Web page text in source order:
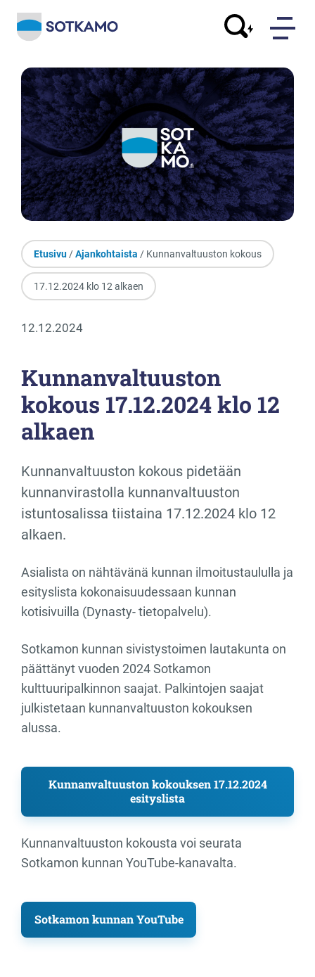
Etusivu/Ajankohtaista / Kunnanvaltuuston kokous
17.12.2024 klo 12 alkaen
12.12.2024
Kunnanvaltuuston
kokous 17.12.2024 klo 12
alkaen
Kunnanvaltuuston kokous pidetään
kunnanvirastolla kunnanvaltuuston
istuntosalissa tiistaina 17.12.2024 klo 12
alkaen.
Asialista on nähtävänä kunnan ilmoitustaululla ja
esityslista kokonaisuudessaan kunnan
kotisivuilla (Dynasty- tietopalvelu).
Sotkamon kunnan sivistystoimen lautakunta on
päättänyt vuoden 2024 Sotkamon
kulttuuripalkinnon saajat. Palkintojen saajat
julkistetaan kunnanvaltuuston kokouksen
alussa.
Kunnanvaltuuston kokouksen 17.12.2024
esityslista
Kunnanvaltuuston kokousta voi seurata
Sotkamon kunnan YouTube-kanavalta.
Sotkamon kunnan YouTube